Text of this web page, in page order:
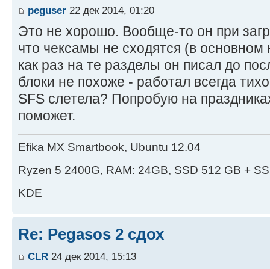
peguser 22 дек 2014, 01:20
Это не хорошо. Вообще-то он при
что чексамы не сходятся (в основном
как раз на те разделы он писал до
блоки не похоже - работал всегда
SFS слетела? Попробую на
поможет.
Efika MX Smartbook, Ubuntu 12.04
Ryzen 5 2400G, RAM: 24GB, SSD 512 GB +
KDE
Re: Pegasos 2 сдох
CLR 24 дек 2014, 15:13